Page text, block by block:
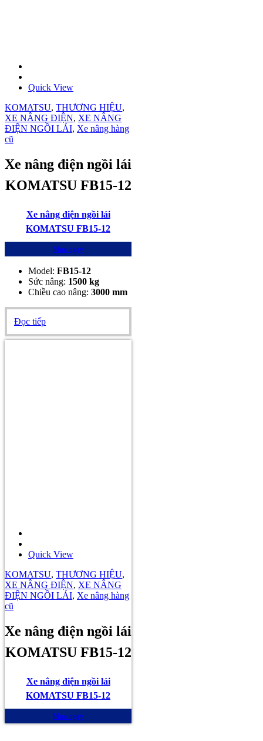
Quick View
KOMATSU, THƯƠNG HIỆU,
XE NÂNG ĐIỆN, XE NÂNG
ĐIỆN NGỒI LÁI, Xe nâng hàng
cũ
Xe nâng điện ngồi lái
KOMATSU FB15-12
Xe nâng điện ngồi lái
KOMATSU FB15-12
Mua ngay
Model: FB15-12
Sức nâng: 1500 kg
Chiều cao nâng: 3000 mm
Đọc tiếp
Quick View
KOMATSU, THƯƠNG HIỆU,
XE NÂNG ĐIỆN, XE NÂNG
ĐIỆN NGỒI LÁI, Xe nâng hàng
cũ
Xe nâng điện ngồi lái
KOMATSU FB15-12
Xe nâng điện ngồi lái
KOMATSU FB15-12
Mua ngay